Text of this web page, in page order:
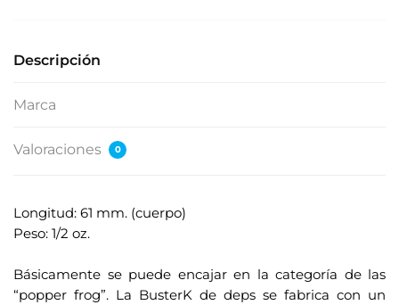
Descripción
Marca
Valoraciones 0
Longitud: 61 mm. (cuerpo)
Peso: 1/2 oz.
Básicamente se puede encajar en la categoría de las
“popper frog”. La BusterK de deps se fabrica con un